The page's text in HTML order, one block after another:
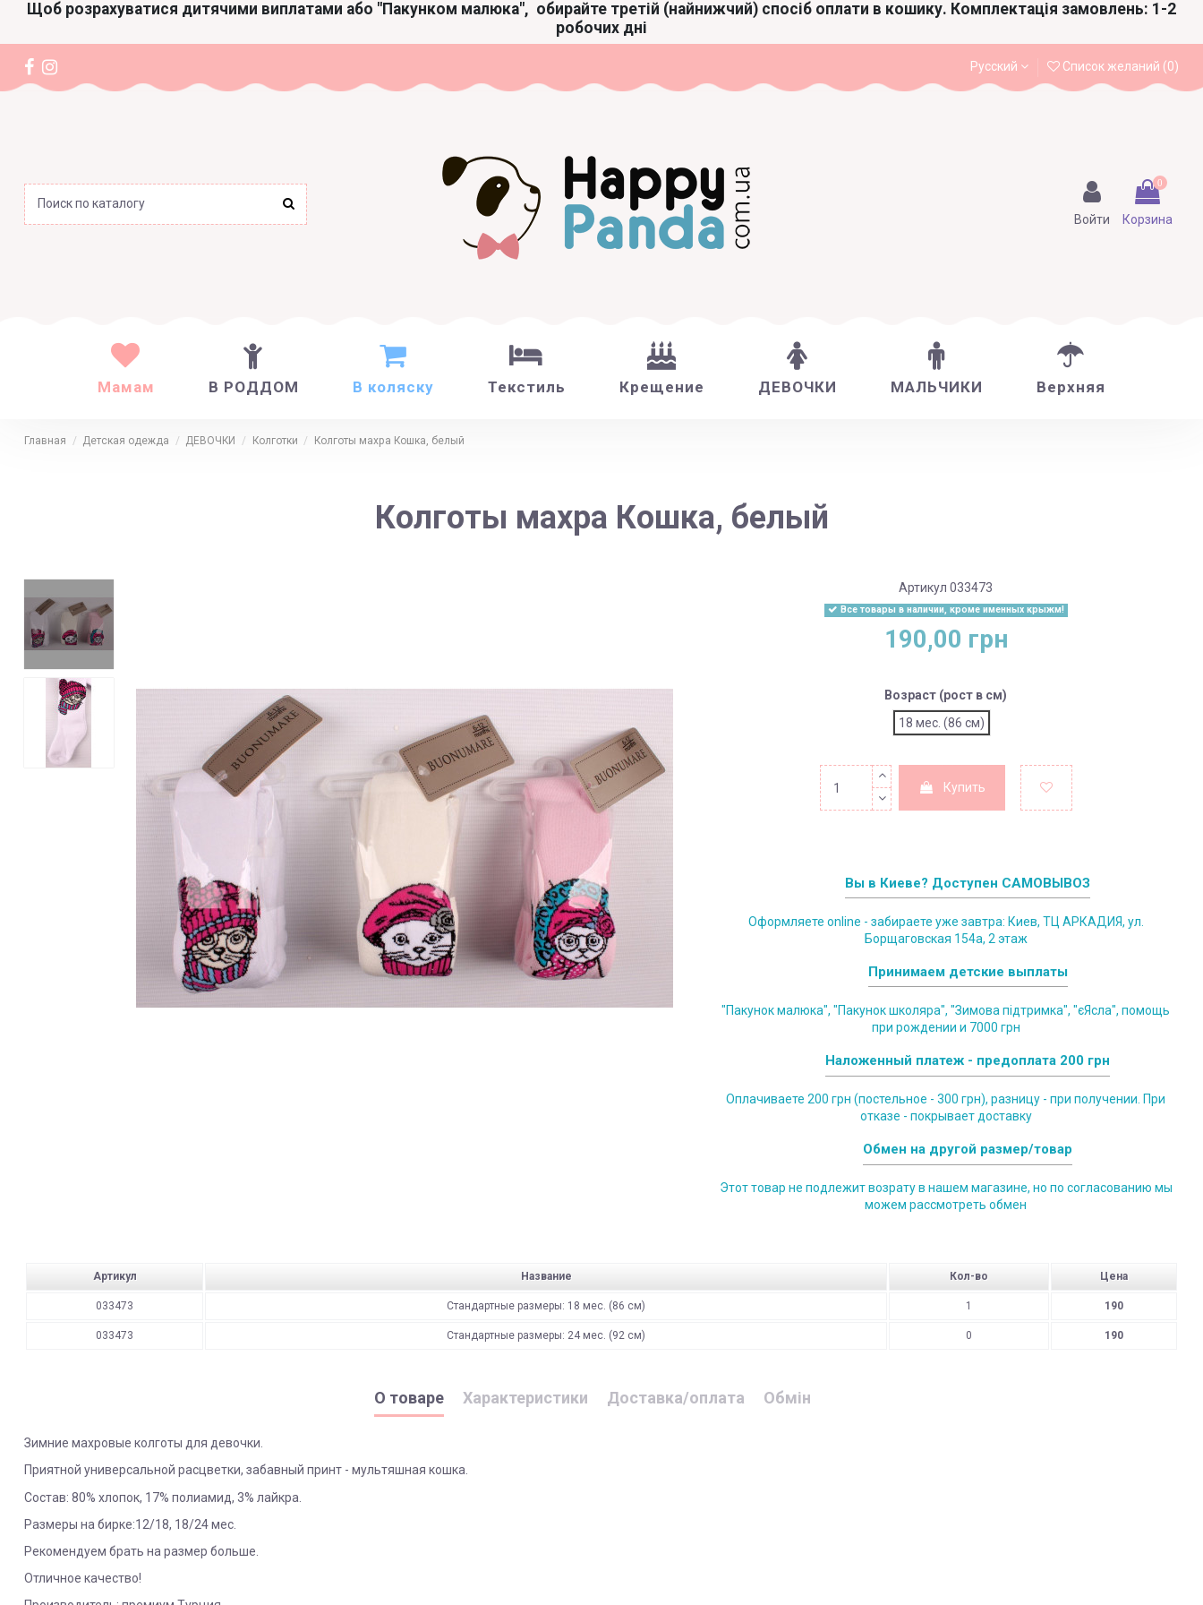
Щоб розрахуватися дитячими виплатами або "Пакунком малюка", обирайте третій (найнижчий) спосіб оплати в кошику. Комплектація замовлень: 1-2
робочих дні
Русский Список желаний (0)
Войти
0
Корзина
Мамам В РОДДОМ В коляску Текстиль Крещение ДЕВОЧКИ МАЛЬЧИКИ Верхняя
Главная Детская одежда ДЕВОЧКИ Колготки Колготы махра Кошка, белый
Колготы махра Кошка, белый
Артикул 033473
Все товары в наличии, кроме именных крыжм!
190,00 грн
Возраст (рост в см)
18 мес. (86 см)
Купить
Вы в Киеве? Доступен САМОВЫВОЗ
Оформляете online - забираете уже завтра: Киев, ТЦ АРКАДИЯ, ул.
Борщаговская 154а, 2 этаж
Принимаем детские выплаты
"Пакунок малюка", "Пакунок школяра", "Зимова підтримка", "єЯсла", помощь
при рождении и 7000 грн
Наложенный платеж - предоплата 200 грн
Оплачиваете 200 грн (постельное - 300 грн), разницу - при получении. При
отказе - покрывает доставку
Обмен на другой размер/товар
Этот товар не подлежит возрату в нашем магазине, но по согласованию мы
можем рассмотреть обмен
Артикул Название Кол-во Цена
033473 Стандартные размеры: 18 мес. (86 см) 1 190
033473 Стандартные размеры: 24 мес. (92 см) 0 190
О товаре Характеристики Доставка/оплата Обмін
Зимние махровые колготы для девочки.
Приятной универсальной расцветки, забавный принт - мультяшная кошка.
Состав: 80% хлопок, 17% полиамид, 3% лайкра.
Размеры на бирке:12/18, 18/24 мес.
Рекомендуем брать на размер больше.
Отличное качество!